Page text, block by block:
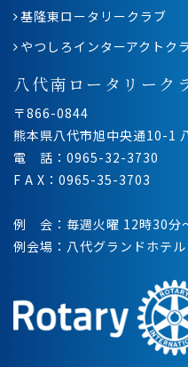
基隆東ロータリークラブ
やつしろインターアクトク
八代南ロータリーク
〒866-0844
熊本県八代市旭中央通10-1
電 話：0965-32-3730
F A X：0965-35-3703
例 会：毎週火曜 12時30分
例会場：八代グランドホテル